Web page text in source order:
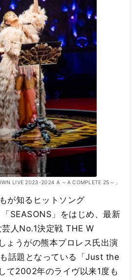
LIVE 2023-2024 A ～A COMPLETE 25～」
が知るヒットソング
SEASONS」をはじめ、最新
人No.1決定戦 THE W
ょうがの熊本プロレス氏出演
話題となっている「Just the
て2002年のライヴ以来1度も